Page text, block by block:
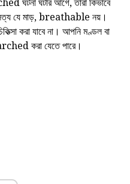
ঘটনা ঘটার আগে, তারা কিভাবে
সত্য যে মাড়, breathable নয়।
করা যাবে না। আপনি মণ্ডল বা
করা যেতে পারে।